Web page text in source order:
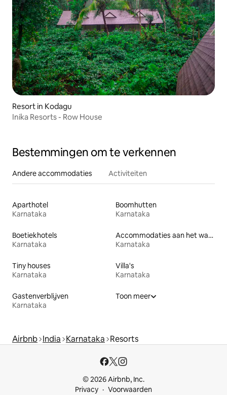
Resort in Kodagu
Inika Resorts - Row House
Bestemmingen om te verkennen
Andere accommodaties Activiteiten
Aparthotel
Karnataka
Boomhutten
Karnataka
Boetiekhotels
Karnataka
Accommodaties aan het water
Karnataka
Tiny houses
Karnataka
Villa's
Karnataka
Gastenverblijven
Karnataka
Toon meer
Airbnb India Karnataka Resorts
© 2026 Airbnb, Inc.
Privacy
Voorwaarden